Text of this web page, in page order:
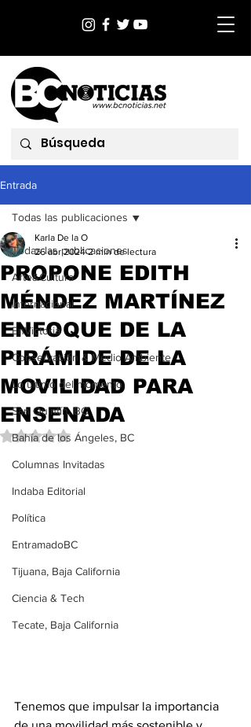
Entrada
Todas las publicaciones
Arte&Cultura
Internacional
EnVictoria
Conservación & Medio Ambiente
Lo último del momento
San Quintín, BC
Bahía de los Ángeles, BC
Columnas Invitadas
Indaba Editorial
Política
EntramadoBC
Tijuana, Baja California
Ciencia & Tech
Tecate, Baja California
Todas las publicaciones
PROPONE EDITH
MÉNDEZ MARTÍNEZ
ENFOQUE DE LA
PIRÁMIDE DE LA
MOVILIDAD PARA
ENSENADA
Karla De la O
26 abr 2024 2 min de lectura
Obtuvo NaN de 5 estrellas.
Tenemos que impulsar la importancia